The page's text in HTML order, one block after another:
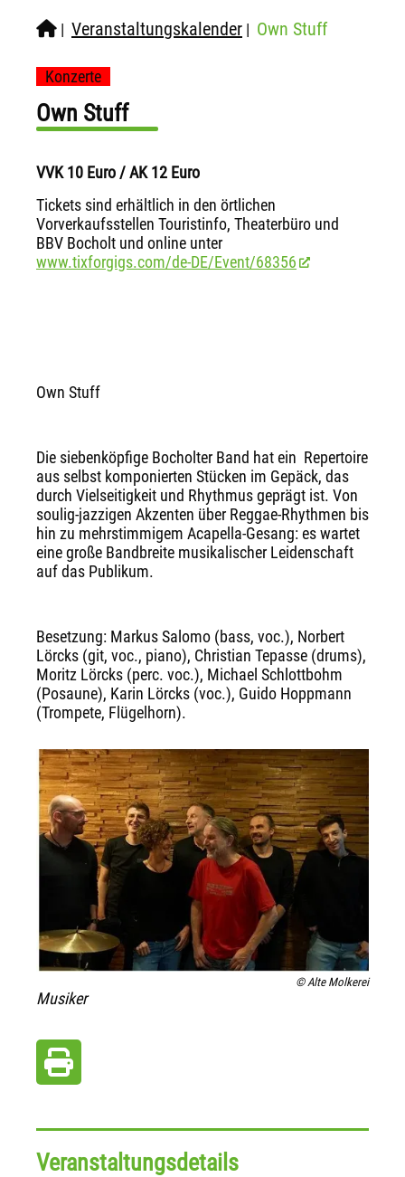
| Veranstaltungskalender | Own Stuff
Konzerte
Own Stuff
VVK 10 Euro / AK 12 Euro
Tickets sind erhältlich in den örtlichen
Vorverkaufsstellen Touristinfo, Theaterbüro und
BBV Bocholt und online unter
www.tixforgigs.com/de-DE/Event/68356
Own Stuff
Die siebenköpfige Bocholter Band hat ein Repertoire
aus selbst komponierten Stücken im Gepäck, das
durch Vielseitigkeit und Rhythmus geprägt ist. Von
soulig-jazzigen Akzenten über Reggae-Rhythmen bis
hin zu mehrstimmigem Acapella-Gesang: es wartet
eine große Bandbreite musikalischer Leidenschaft
auf das Publikum.
Besetzung: Markus Salomo (bass, voc.), Norbert
Lörcks (git, voc., piano), Christian Tepasse (drums),
Moritz Lörcks (perc. voc.), Michael Schlottbohm
(Posaune), Karin Lörcks (voc.), Guido Hoppmann
(Trompete, Flügelhorn).
© Alte Molkerei
Musiker
Veranstaltungsdetails